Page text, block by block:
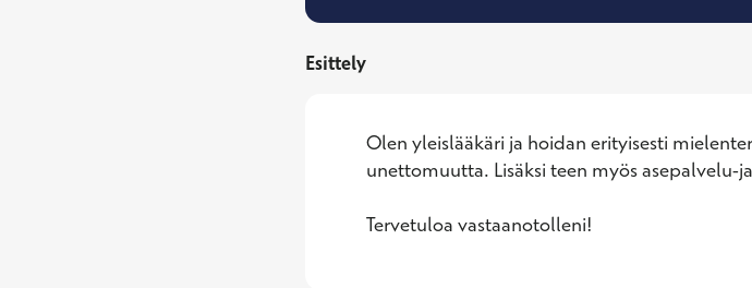
Esittely
Olen yleislääkäri ja hoidan erityisesti
unettomuutta. Lisäksi teen myös asepalvelu-
Tervetuloa vastaanotolleni!